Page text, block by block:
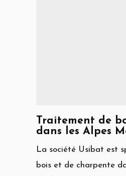
Traitement de
dans les Alpes
La société Usibat est
bois et de charpente